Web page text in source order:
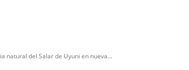
natural del Salar de Uyuni en nueva...